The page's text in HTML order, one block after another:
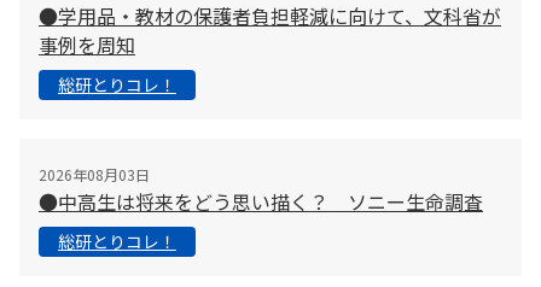
●学用品・教材の保護者負担軽減に向けて、文科省が
事例を周知
総研とりコレ！
2026年08月03日
●中高生は将来をどう思い描く？ ソニー生命調査
総研とりコレ！